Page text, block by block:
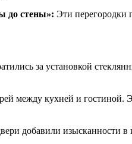
до стены»: Эти перегородки
за установкой
между кухней и
добавили изысканности в